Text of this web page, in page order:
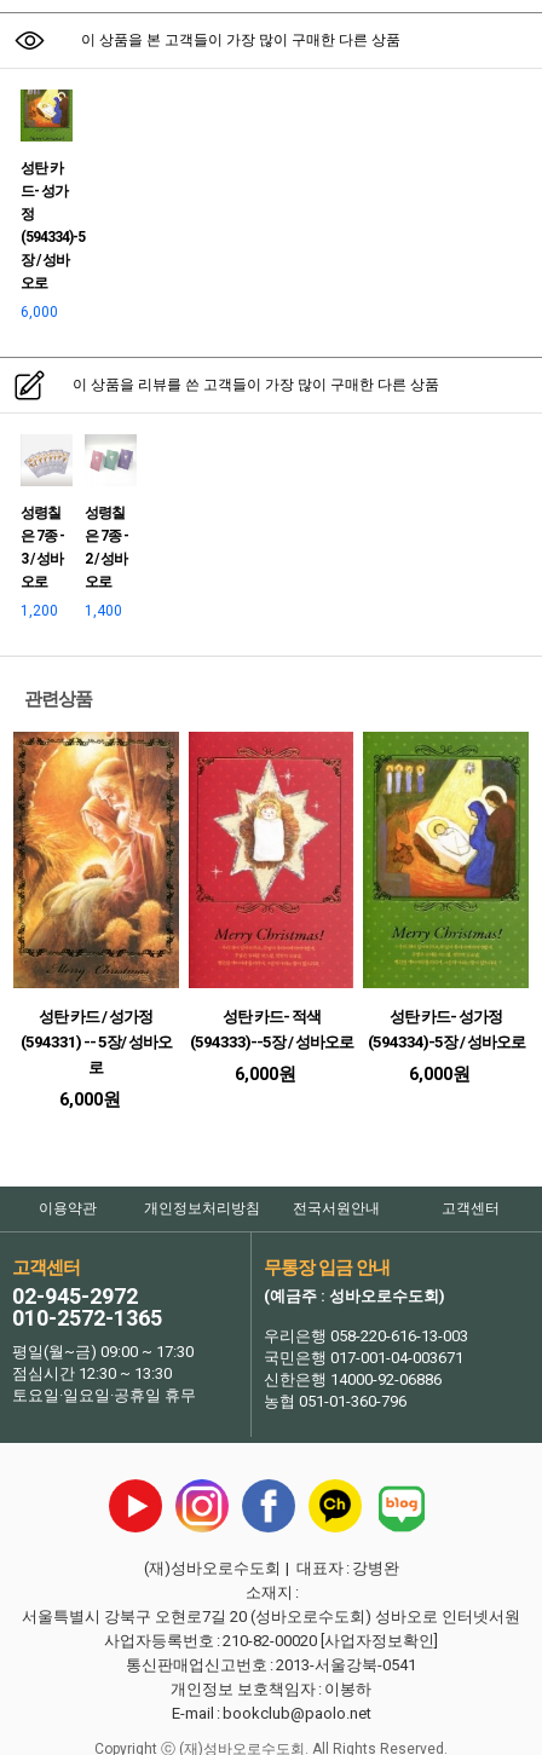
이 상품을 본 고객들이 가장 많이 구매한 다른 상품
성탄 카
드- 성가
정
(594334)-5
장 / 성바
오로
6,000
이 상품을 리뷰를 쓴 고객들이 가장 많이 구매한 다른 상품
성령칠
은 7종 -
3 / 성바
오로
1,200
성령칠
은 7종 -
2 / 성바
오로
1,400
관련상품
성탄 카드 / 성가정
(594331) -- 5장/ 성바오
로
6,000원
성탄 카드- 적색
(594333)--5장 / 성바오로
6,000원
성탄 카드- 성가정
(594334)-5장 / 성바오로
6,000원
이용약관 개인정보처리방침 전국서원안내 고객센터
고객센터
02-945-2972
010-2572-1365
평일(월~금) 09:00 ~ 17:30
점심시간 12:30 ~ 13:30
토요일·일요일·공휴일 휴무
무통장 입금 안내
(예금주 : 성바오로수도회)
우리은행 058-220-616-13-003
국민은행 017-001-04-003671
신한은행 14000-92-06886
농협 051-01-360-796
(재)성바오로수도회 | 대표자 : 강병완
소재지 :
서울특별시 강북구 오현로7길 20 (성바오로수도회) 성바오로 인터넷서원
사업자등록번호 :210-82-00020 [사업자정보확인]
통신판매업신고번호 :2013-서울강북-0541
개인정보 보호책임자 : 이봉하
E-mail : bookclub@paolo.net
Copyright ⓒ (재)성바오로수도회. All Rights Reserved.